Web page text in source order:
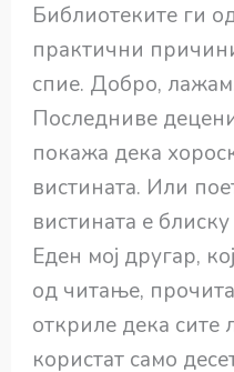
Библиотеките ги
практични
спие. Добро,
Последниве
покажа дека
вистината. Или
вистината е
Еден мој другар,
од читање,
откриле дека сите
користат само